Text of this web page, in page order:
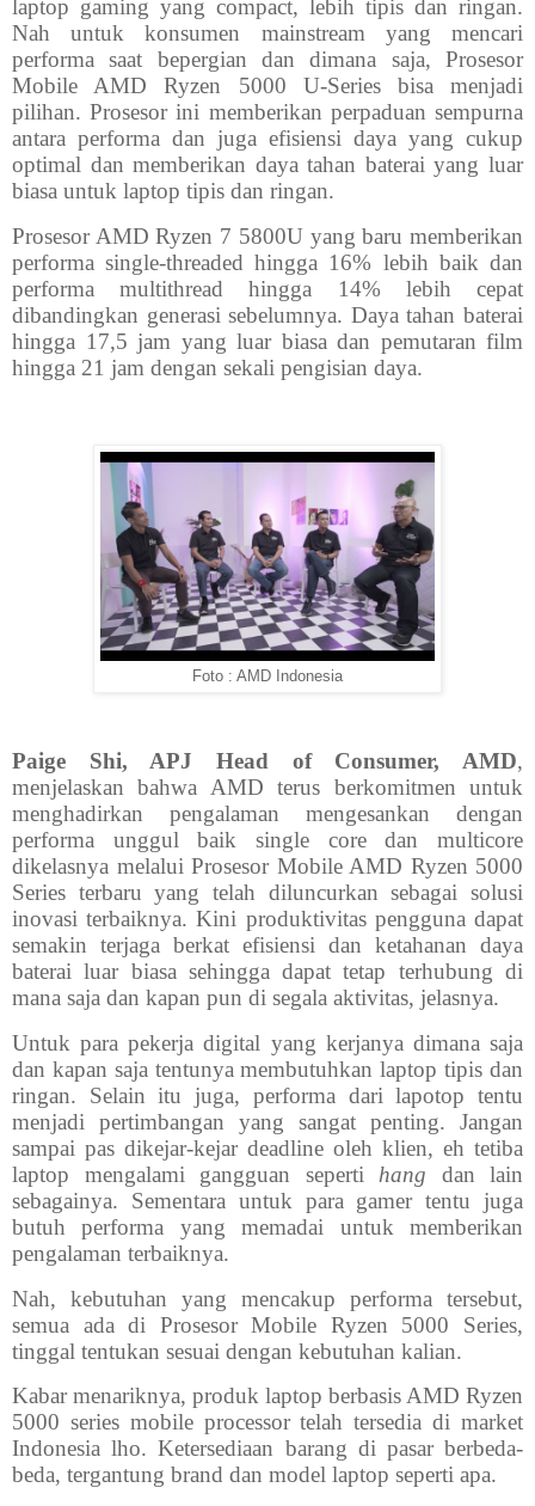
laptop gaming yang compact, lebih tipis dan ringan.
Nah untuk konsumen mainstream yang mencari
performa saat bepergian dan dimana saja, Prosesor
Mobile AMD Ryzen 5000 U-Series bisa menjadi
pilihan. Prosesor ini memberikan perpaduan sempurna
antara performa dan juga efisiensi daya yang cukup
optimal dan memberikan daya tahan baterai yang luar
biasa untuk laptop tipis dan ringan.
Prosesor AMD Ryzen 7 5800U yang baru memberikan
performa single-threaded hingga 16% lebih baik dan
performa multithread hingga 14% lebih cepat
dibandingkan generasi sebelumnya. Daya tahan baterai
hingga 17,5 jam yang luar biasa dan pemutaran film
hingga 21 jam dengan sekali pengisian daya.
Foto : AMD Indonesia
Paige Shi, APJ Head of Consumer, AMD,
menjelaskan bahwa AMD terus berkomitmen untuk
menghadirkan pengalaman mengesankan dengan
performa unggul baik single core dan multicore
dikelasnya melalui Prosesor Mobile AMD Ryzen 5000
Series terbaru yang telah diluncurkan sebagai solusi
inovasi terbaiknya. Kini produktivitas pengguna dapat
semakin terjaga berkat efisiensi dan ketahanan daya
baterai luar biasa sehingga dapat tetap terhubung di
mana saja dan kapan pun di segala aktivitas, jelasnya.
Untuk para pekerja digital yang kerjanya dimana saja
dan kapan saja tentunya membutuhkan laptop tipis dan
ringan. Selain itu juga, performa dari lapotop tentu
menjadi pertimbangan yang sangat penting. Jangan
sampai pas dikejar-kejar deadline oleh klien, eh tetiba
laptop mengalami gangguan seperti hang dan lain
sebagainya. Sementara untuk para gamer tentu juga
butuh performa yang memadai untuk memberikan
pengalaman terbaiknya.
Nah, kebutuhan yang mencakup performa tersebut,
semua ada di Prosesor Mobile Ryzen 5000 Series,
tinggal tentukan sesuai dengan kebutuhan kalian.
Kabar menariknya, produk laptop berbasis AMD Ryzen
5000 series mobile processor telah tersedia di market
Indonesia lho. Ketersediaan barang di pasar berbeda-
beda, tergantung brand dan model laptop seperti apa.